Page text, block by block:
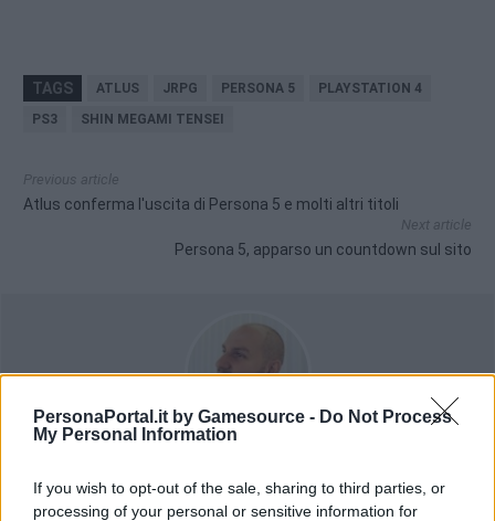
PersonaPortal.it by Gamesource - Do Not Process
My Personal Information
If you wish to opt-out of the sale, sharing to third parties, or
processing of your personal or sensitive information for
TAGS ATLUS JRPG PERSONA 5
PLAYSTATION 4
PS3
SHIN MEGAMI TENSEI
Previous article
Atlus conferma l'uscita di Persona 5 e molti altri titoli
Next article
Persona 5, apparso un countdown sul sito
Jgor Masera
Soffre della sindrome da Day One, accompagnata da un disturbo
chiamato "collezionismo" che lo porta ad acquistare qualsiasi